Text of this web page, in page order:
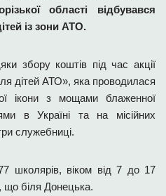
області відбувався
із зони АТО.
збору коштів під час акції
дітей АТО», яка проводилася
ікони з мощами блаженної
в Україні та на місійних
служебниці.
школярів, віком від 7 до 17
що біля Донецька.